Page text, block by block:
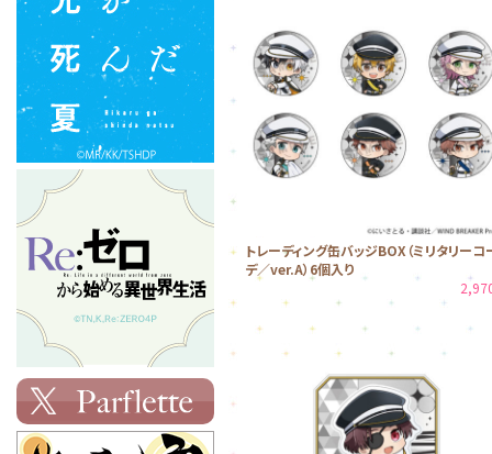
トレーディング缶バッジBOX（ミリタリーコ
デ／ver.A）6個入り